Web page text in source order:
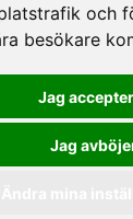
och
besökare
Jag
JagDHR